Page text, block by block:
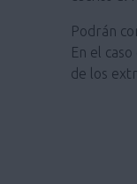
Podrán
En el
de los